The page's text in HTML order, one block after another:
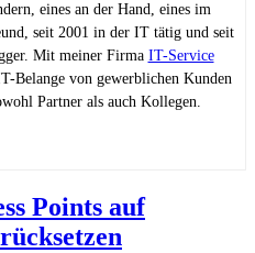
eines an der Hand, eines im
seit 2001 in der IT tätig und seit
Mit meiner Firma IT-Service
Belange von gewerblichen Kunden
Partner als auch Kollegen.
Points auf